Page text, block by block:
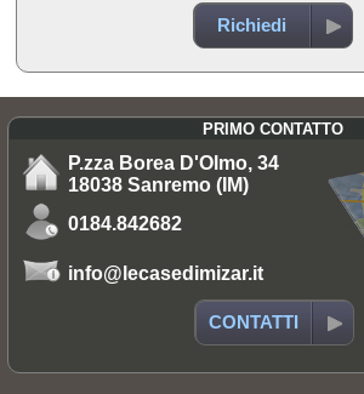
Richiedi
PRIMO CONTATTO
P.zza Borea D'Olmo, 34
18038 Sanremo (IM)
0184.842682
info@lecasedimizar.it
CONTATTI